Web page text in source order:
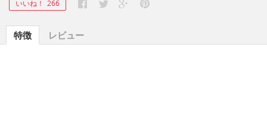
いいね！ 266
特徴 レビュー